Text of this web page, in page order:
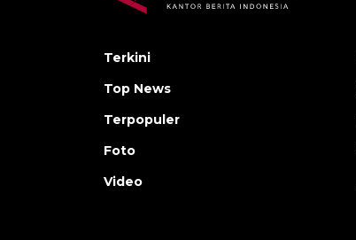
Terkini
Top News
Terpopuler
Foto
Video